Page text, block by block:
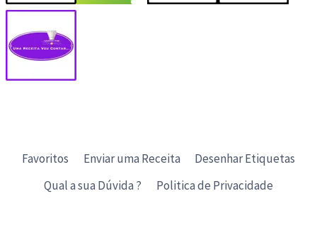
Favoritos Enviar uma Receita
Desenhar Etiquetas
Qual a sua Dúvida ?
Politica de Privacidade